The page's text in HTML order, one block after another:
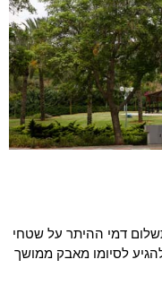
דמי ההיתר על שטחי
לסיומו מאבק ממושך